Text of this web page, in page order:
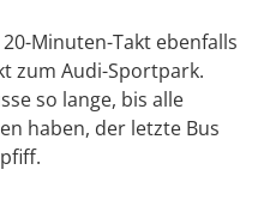
Minuten-Takt ebenfalls
zum Audi-Sportpark.
so lange, bis alle
haben, der letzte Bus